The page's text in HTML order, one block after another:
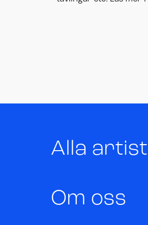
Alla
Om oss